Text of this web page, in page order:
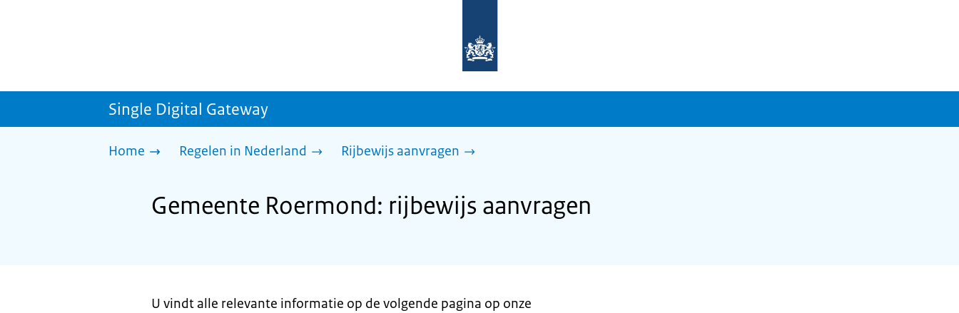
homepage
sdg.rijksoverheid.nl
Single Digital Gateway
Home Regelen in Nederland Rijbewijs aanvragen
Gemeente Roermond: rijbewijs aanvragen
U vindt alle relevante informatie op de volgende pagina op onze